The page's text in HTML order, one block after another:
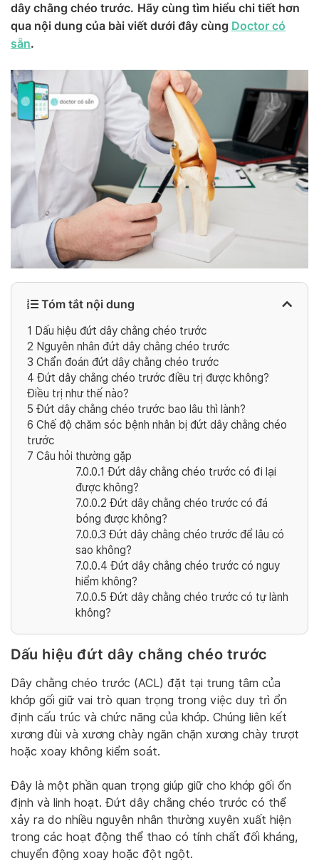
dây chằng chéo trước. Hãy cùng tìm hiểu chi tiết hơn
qua nội dung của bài viết dưới đây cùng Doctor có
sẵn.
Tóm tắt nội dung
1 Dấu hiệu đứt dây chằng chéo trước
2 Nguyên nhân đứt dây chằng chéo trước
3 Chẩn đoán đứt dây chằng chéo trước
4 Đứt dây chằng chéo trước điều trị được không?
Điều trị như thế nào?
5 Đứt dây chằng chéo trước bao lâu thì lành?
6 Chế độ chăm sóc bệnh nhân bị đứt dây chằng chéo
trước
7 Câu hỏi thường gặp
7.0.0.1 Đứt dây chằng chéo trước có đi lại
được không?
7.0.0.2 Đứt dây chằng chéo trước có đá
bóng được không?
7.0.0.3 Đứt dây chằng chéo trước để lâu có
sao không?
7.0.0.4 Đứt dây chằng chéo trước có nguy
hiểm không?
7.0.0.5 Đứt dây chằng chéo trước có tự lành
không?
Dấu hiệu đứt dây chằng chéo trước
Dây chằng chéo trước (ACL) đặt tại trung tâm của
khớp gối giữ vai trò quan trọng trong việc duy trì ổn
định cấu trúc và chức năng của khớp. Chúng liên kết
xương đùi và xương chày ngăn chặn xương chày trượt
hoặc xoay không kiểm soát.
Đây là một phần quan trọng giúp giữ cho khớp gối ổn
định và linh hoạt. Đứt dây chằng chéo trước có thể
xảy ra do nhiều nguyên nhân thường xuyên xuất hiện
trong các hoạt động thể thao có tính chất đối kháng,
chuyển động xoay hoặc đột ngột.